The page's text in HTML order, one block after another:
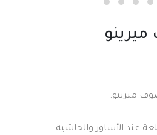
ميرينو.
عند الأساور والحاشية.